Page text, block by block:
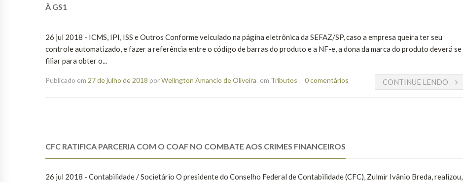
À GS1
26 jul 2018 - ICMS, IPI, ISS e Outros Conforme veiculado na página eletrônica da SEFAZ/SP, caso a empresa queira ter seu
controle automatizado, e fazer a referência entre o código de barras do produto e a NF-e, a dona da marca do produto deverá se
filiar para obter o...
Publicado em 27 de julho de 2018 porWelington Amancio de Oliveira em Tributos 0 comentários CONTINUE LENDO
CFC RATIFICA PARCERIA COM O COAF NO COMBATE AOS CRIMES FINANCEIROS
26 jul 2018 - Contabilidade / Societário O presidente do Conselho Federal de Contabilidade (CFC), Zulmir Ivânio Breda, realizou,